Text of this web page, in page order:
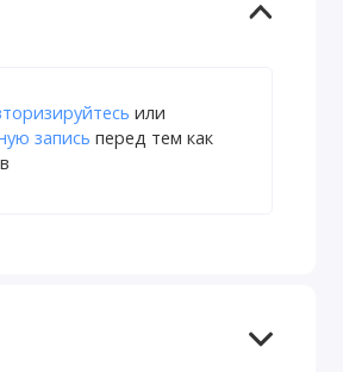
или
запись перед тем как